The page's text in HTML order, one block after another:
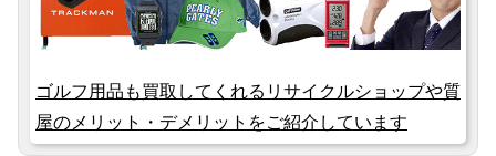
ゴルフ用品も買取してくれるリサイクルショップや質
屋のメリット・デメリットをご紹介しています